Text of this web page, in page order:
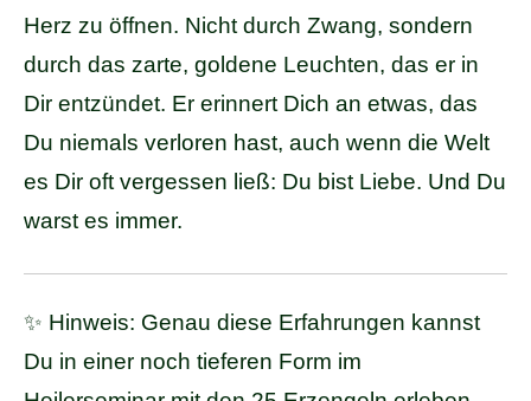
Herz zu öffnen. Nicht durch Zwang, sondern
durch das zarte, goldene Leuchten, das er in
Dir entzündet. Er erinnert Dich an etwas, das
Du niemals verloren hast, auch wenn die Welt
es Dir oft vergessen ließ: Du bist Liebe. Und Du
warst es immer.
✨ Hinweis: Genau diese Erfahrungen kannst
Du in einer noch tieferen Form im